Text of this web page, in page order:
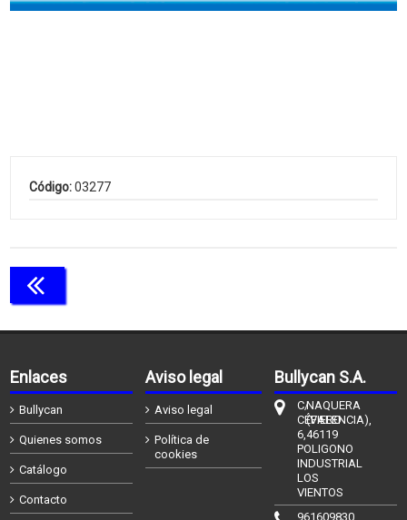
Código:03277
Enlaces
Bullycan
Quienes somos
Catálogo
Contacto
Aviso legal
Aviso legal
Política de
cookies
Bullycan S.A.
C/
CÉFIERO
6,
POLIGONO
INDUSTRIAL
LOS
VIENTOS
NAQUERA
(VALENCIA),
46119
961609830